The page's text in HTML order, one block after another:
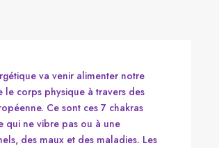
va venir alimenter notre
corps physique à travers des
Ce sont ces 7 chakras
qui ne vibre pas ou à une
des maux et des maladies. Les